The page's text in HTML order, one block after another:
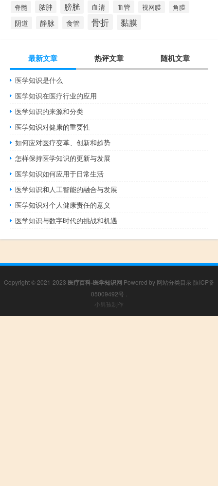
脊髓 脓肿 膀胱 血清 血管 视网膜 角膜
阴道 静脉 食管 骨折 黏膜
最新文章 热评文章 随机文章
医学知识是什么
医学知识在医疗行业的应用
医学知识的来源和分类
医学知识对健康的重要性
如何应对医疗变革、创新和趋势
怎样保持医学知识的更新与发展
医学知识如何应用于日常生活
医学知识和人工智能的融合与发展
医学知识对个人健康责任的意义
医学知识与数字时代的挑战和机遇
Copyright © 2021-2023 医疗百科-医学知识网 Powered by 网站分类目录 陕ICP备
05009492号
小男孩制作